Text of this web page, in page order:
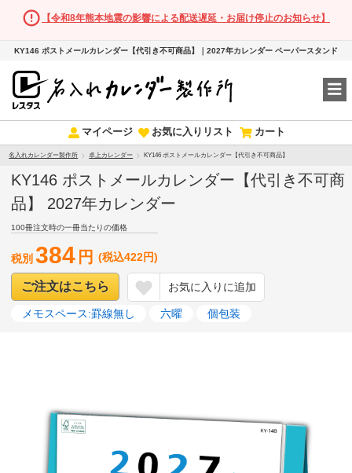
【令和8年熊本地震の影響による配送遅延・お届け停止のお知らせ】
KY146 ポストメールカレンダー【代引き不可商品】｜2027年カレンダー ペーパースタンド
マイページ お気に入りリスト カート
名入れカレンダー製作所 卓上カレンダー KY146 ポストメールカレンダー【代引き不可商品】
KY146 ポストメールカレンダー【代引き不可商
品】 2027年カレンダー
100冊注文時の一冊当たりの価格
税別384 円 (税込422円)
ご注文はこちら お気に入りに追加
メモスペース:罫線無し 六曜 個包装